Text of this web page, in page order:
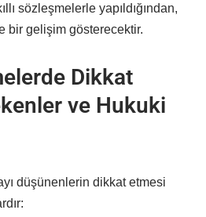
sözleşmelerle yapıldığından,
bir gelişim gösterecektir.
Dikkat
ve Hukuki
düşünenlerin dikkat etmesi